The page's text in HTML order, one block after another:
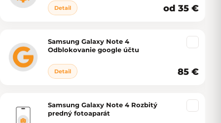
Detail od 35 €
Samsung Galaxy Note 4
Odblokovanie google účtu
Detail 85 €
Samsung Galaxy Note 4 Rozbitý
predný fotoaparát